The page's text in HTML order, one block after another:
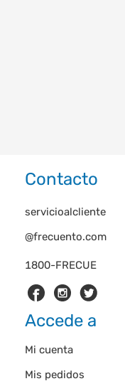
Contacto
1800-FRECUE
servicioalcliente
@frecuento.com
Accede a
Mi cuenta
Mis pedidos